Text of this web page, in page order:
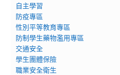
自主學習
防疫專區
性別平等教育專區
防制學生藥物濫用專區
交通安全
學生團體保險
職業安全衛生